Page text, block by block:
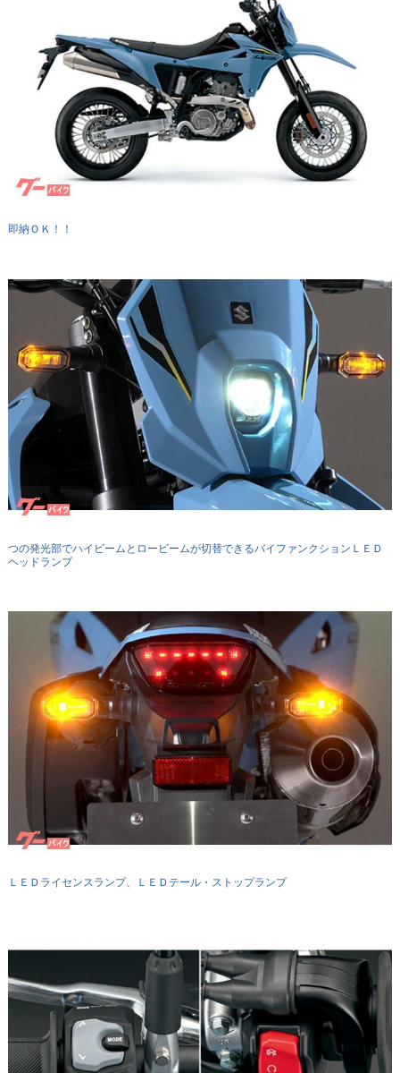
即納ＯＫ！！
つの発光部でハイビームとロービームが切替できるバイファンクションＬＥＤ
ヘッドランプ
ＬＥＤライセンスランプ、ＬＥＤテール・ストップランプ